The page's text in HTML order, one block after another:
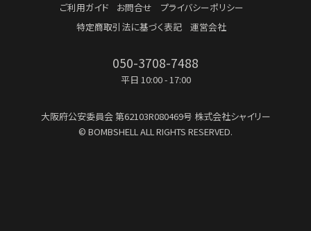
ご利用ガイド お問合せ
プライバシーポリシー
特定商取引法に基づく表記
運営会社
050-3708-7488
平日 10:00 - 17:00
大阪府公安委員会第62103R080469号 株式会社シャイリー
© BOMBSHELL ALL RIGHTS RESERVED.